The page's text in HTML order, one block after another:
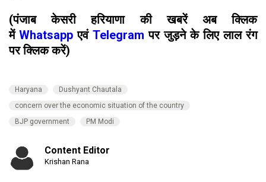
(पंजाब केसरी हरियाणा की खबरें अब क्लिक
में Whatsappएवं Telegram पर जुड़ने के लिए लाल रंग
पर क्लिक करें)
Haryana
Dushyant Chautala
concern over the economic situation of the country
BJP government
PM Modi
Content Editor
Krishan Rana